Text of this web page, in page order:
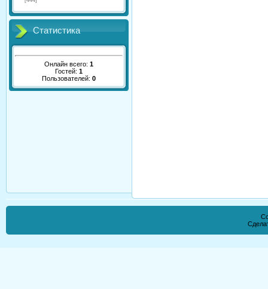
Статистика
Онлайн всего: 1
Гостей: 1
Пользователей: 0